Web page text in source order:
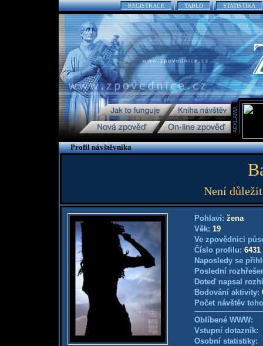
REGISTRACE TABLO STATISTIKA
Profil návštěvníka
Není
Pohlaví: žena
Věk: 19
Ve zpovědnici
Číslo profilu: 6431
Naposledy se
Poslední
Doteď napsal
Bodování aktivity:
Počet návštěv
Oblíbené WWW:
Vstupní
Osobní